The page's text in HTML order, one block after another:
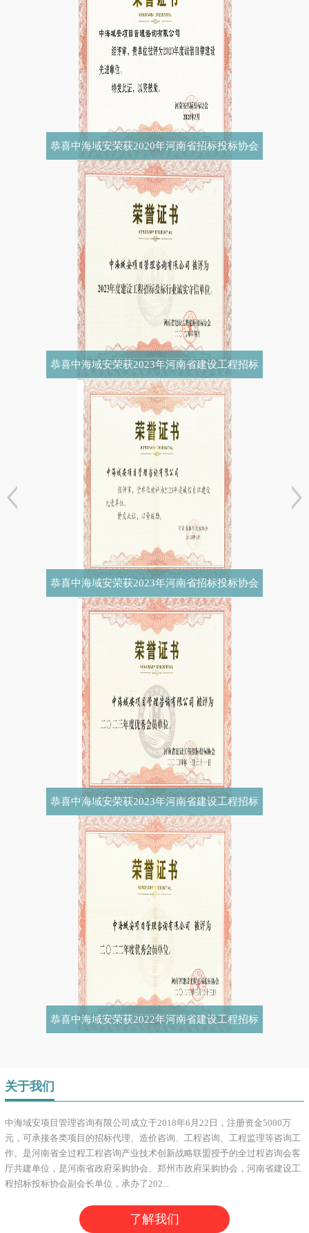
恭喜中海域安荣获2020年河南省招标投标协会
诚实守信单位
恭喜中海域安荣获2023年河南省建设工程招标
投标协会诚实守信
恭喜中海域安荣获2023年河南省招标投标协会
诚实守信单位
恭喜中海域安荣获2023年河南省建设工程招标
投标协会优秀会员
恭喜中海域安荣获2022年河南省建设工程招标
关于我们
中海域安项目管理咨询有限公司成立于2018年6月22日，注册资金5000万
元，可承接各类项目的招标代理、造价咨询、工程咨询、工程监理等咨询工
作。是河南省全过程工程咨询产业技术创新战略联盟授予的全过程咨询会客
厅共建单位，是河南省政府采购协会、郑州市政府采购协会，河南省建设工
程招标投标协会副会长单位，承办了202...
了解我们